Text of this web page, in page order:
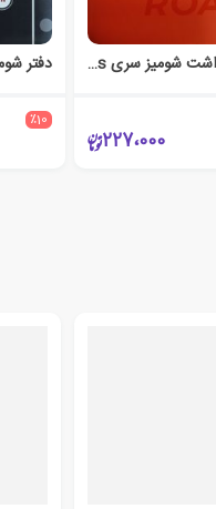
دفتر یادداشت شومیز سری Success (همین) قرمز
227،000
٪10